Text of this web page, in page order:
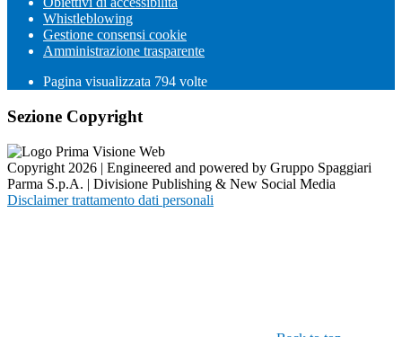
Whistleblowing
Gestione consensi cookie
Amministrazione trasparente
Pagina visualizzata 794 volte
Sezione Copyright
Copyright 2026 | Engineered and powered by Gruppo Spaggiari
Parma S.p.A. | Divisione Publishing & New Social Media
Disclaimer trattamento dati personali